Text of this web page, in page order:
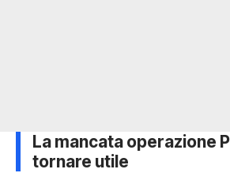
La mancata operazione
tornare utile